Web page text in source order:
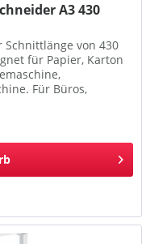
A3 430
Schnittlänge von 430
für Papier, Karton
Für Büros,